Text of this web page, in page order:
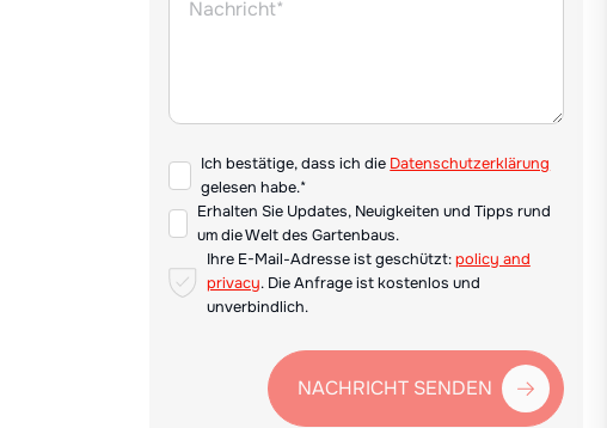
Ich bestätige, dass ich die Datenschutzerklärung
gelesen habe.*
Erhalten Sie Updates, Neuigkeiten und Tipps rund
um die Welt des Gartenbaus.
Ihre E-Mail-Adresse ist geschützt:policy and
privacy. Die Anfrage ist kostenlos und
unverbindlich.
NACHRICHT SENDEN